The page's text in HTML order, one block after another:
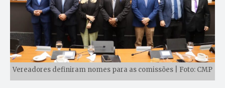
Vereadores definiram nomes para as comissões | Foto: CMP